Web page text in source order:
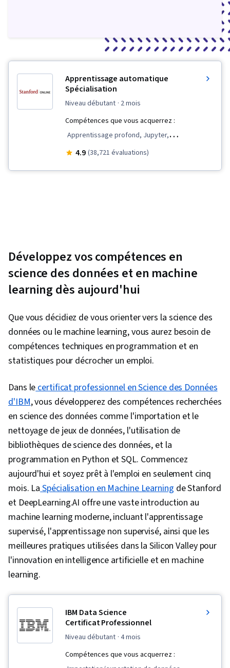
Apprentissage automatique
Spécialisation
niveau débutant · 2 mois
Compétences que vous acquerrez :
Apprentissage profond, Jupyter,
Apprentissage automatique, Tensorflow,
Learn (Bibliothèque d'apprentissage
automatique), Apprentissage supervisé, L'IA
responsable, Algorithmes d'apprentissage
automatique, Algorithmes de classification,
supervisé, Détection des anomalies, Réseaux
neuronaux artificiels, Réduction de la
dimensionnalité, Optimisation du modèle,
Algorithme de la forêt aléatoire, Mise au point,
Ingénierie des fonctionnalités, Programmation
Python, Prétraitement des données,
4.9 (38,721 évaluations)
Développez vos compétences en
science des données et en machine
learning dès aujourd'hui
Que vous décidiez de vous orienter vers la science des
données ou le machine learning, vous aurez besoin de
compétences techniques en programmation et en
statistiques pour décrocher un emploi.
Dans lecertificat professionnel en Science des Données
d'IBM, vous développerez des compétences recherchées
en science des données comme l'importation et le
nettoyage de jeux de données, l'utilisation de
bibliothèques de science des données, et la
programmation en Python et SQL. Commencez
aujourd'hui et soyez prêt à l'emploi en seulement cinq
mois. LaSpécialisation en Machine Learning de Stanford
et DeepLearning.AI offre une vaste introduction au
machine learning moderne, incluant l'apprentissage
supervisé, l'apprentissage non supervisé, ainsi que les
meilleures pratiques utilisées dans la Silicon Valley pour
l'innovation en intelligence artificielle et en machine
learning.
IBM Data Science
Certificat Professionnel
niveau débutant · 4 mois
Compétences que vous acquerrez :